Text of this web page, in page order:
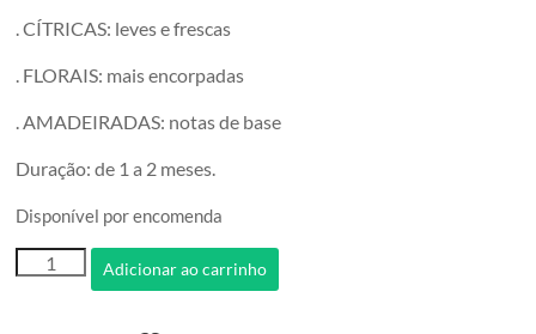
. CÍTRICAS: leves e frescas
. FLORAIS: mais encorpadas
. AMADEIRADAS: notas de base
Duração: de 1 a 2 meses.
Disponível por encomenda
Home
Spray
Adicionar ao carrinho